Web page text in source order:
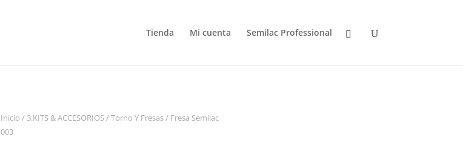
Tienda Mi cuenta Semilac Professional
Inicio / 3.KITS & ACCESORIOS/Torno Y Fresas/ Fresa Semilac
003